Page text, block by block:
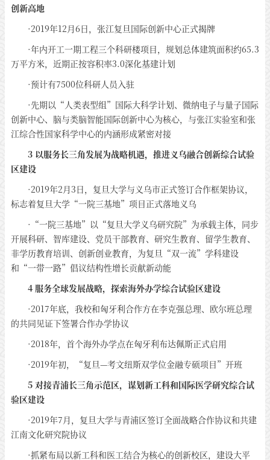
创新高地
·2019年12月6日，张江复旦国际创新中心正式揭牌
·年内开工一期工程三个科研楼项目，规划总体建筑面积约65.3
万平方米，近期正按容积率3.0深化基建计划
·预计有7500位科研人员入驻
·先期以“人类表型组”国际大科学计划、微纳电子与量子国际
创新中心、脑与类脑智能国际创新中心为核心，与张江实验室和张
江综合性国家科学中心的内涵形成紧密对接
3 以服务长三角发展为战略机遇，推进义乌融合创新综合试验
区建设
·2019年2月3日，复旦大学与义乌市正式签订合作框架协议，
标志着复旦大学“一院三基地”项目正式落地义乌
·“一院三基地”以“复旦大学义乌研究院”为承载主体，同步
开展科研、智库建设、党员干部教育、研究生教育、留学生教育、
非学历教育培训、创新创业教育，为复旦“双一流”学科建设
和“一带一路”倡议结构性增长贡献新动能
4 服务全球发展战略，探索海外办学综合试验区建设
·2017年底，我校和匈牙利合作方在李克强总理、欧尔班总理
的共同见证下签署合作办学协议
·2018年，首个海外办学点在匈牙利布达佩斯正式启用
·2019年初，“复旦—考文纽斯双学位金融专硕项目”开班
5 对接青浦长三角示范区，谋划新工科和国际医学研究综合试
验区建设
·2019年7月，复旦大学与青浦区签订全面战略合作协议和共建
江南文化研究院协议
·抓紧布局以新工科和医工结合为核心的创新校区，建设大平